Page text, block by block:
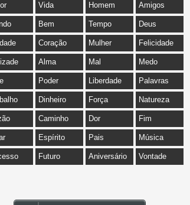
Vida Homem Amigos
Bem Tempo Deus
Coração Mulher Felicidade
Alma Mal Medo
Poder Liberdade Palavras
Dinheiro Força Natureza
Caminho Dor Fim
Espírito Pais Música
Futuro Aniversário Vontade